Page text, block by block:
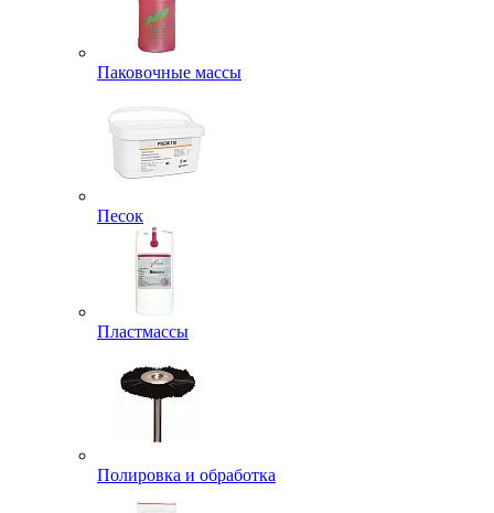
Паковочные массы
Песок
Пластмассы
Полировка и обработка